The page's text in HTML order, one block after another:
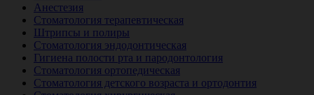
Анестезия
Стоматология терапевтическая
Штрипсы и полиры
Стоматология эндодонтическая
Гигиена полости рта и пародонтология
Стоматология ортопедическая
Стоматология детского возраста и ортодонтия